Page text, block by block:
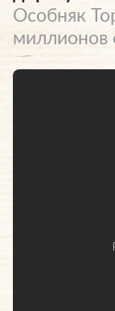
Особняк
миллионов